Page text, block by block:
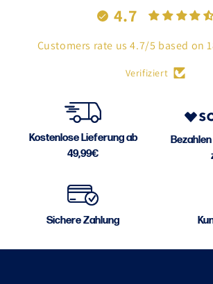
4.7
Customers rate us 4.7/5 based on
Verifiziert
Kostenlose Lieferung ab
49,99€
Sichere Zahlung